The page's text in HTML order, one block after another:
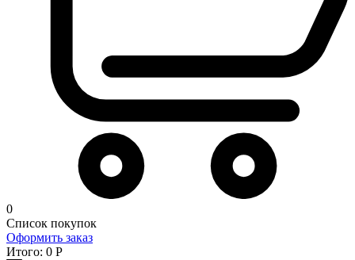
0
Список покупок
Оформить заказ
Итого: 0 Р